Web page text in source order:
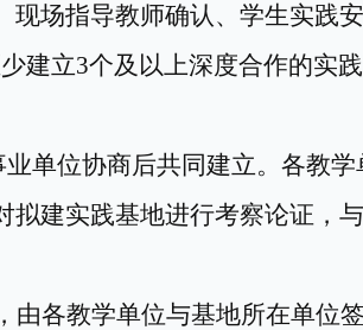
现场指导教师确认、学生实践
建立3个及以上深度合作的实践
业单位协商后共同建立。各教学
建实践基地进行考察论证，
由各教学单位与基地所在单位